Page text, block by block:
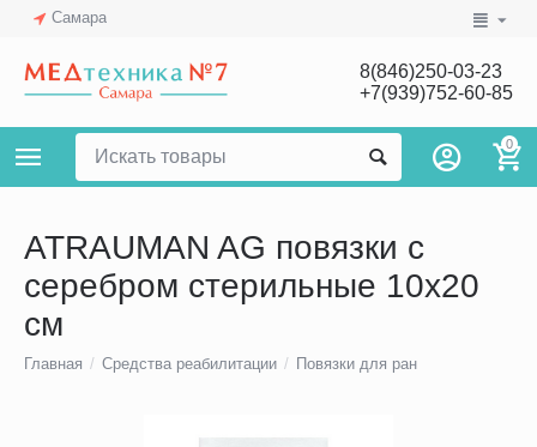
Самара
8(846)250-03-23
+7(939)752-60-85
0
ATRAUMAN AG повязки с
серебром стерильные 10х20
см
Главная / Средства реабилитации / Повязки для ран